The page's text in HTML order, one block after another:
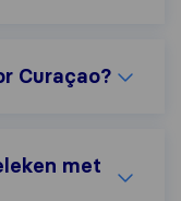
Curaçao?
met